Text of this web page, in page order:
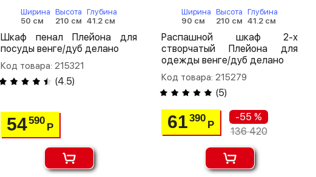
Ширина
50 см
Высота
210 см
Глубина
41.2 см
Шкаф пенал Плейона для
посуды венге/дуб делано
Код товара: 215321
(4.5)
54590
Р
Ширина
90 см
Высота
210 см
Глубина
41.2 см
Распашной шкаф 2-х
створчатый Плейона для
одежды венге/дуб делано
Код товара: 215279
(5)
61390
Р
-55 %
136 420